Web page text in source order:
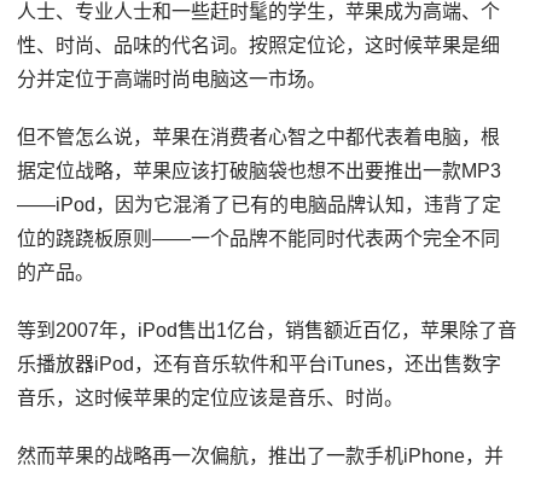
人士、专业人士和一些赶时髦的学生，苹果成为高端、个
性、时尚、品味的代名词。按照定位论，这时候苹果是细
分并定位于高端时尚电脑这一市场。
但不管怎么说，苹果在消费者心智之中都代表着电脑，根
据定位战略，苹果应该打破脑袋也想不出要推出一款MP3
——iPod，因为它混淆了已有的电脑品牌认知，违背了定
位的跷跷板原则——一个品牌不能同时代表两个完全不同
的产品。
等到2007年，iPod售出1亿台，销售额近百亿，苹果除了音
乐播放器iPod，还有音乐软件和平台iTunes，还出售数字
音乐，这时候苹果的定位应该是音乐、时尚。
然而苹果的战略再一次偏航，推出了一款手机iPhone，并